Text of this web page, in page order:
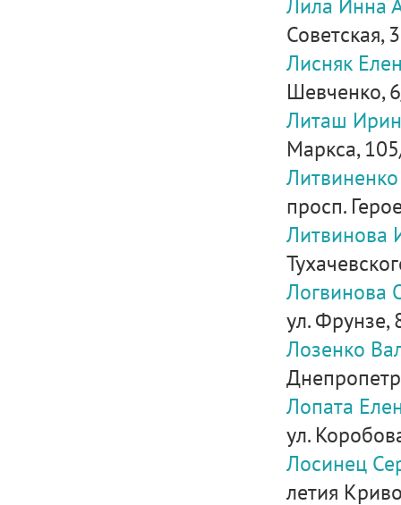
Советская,
Лисняк
Шевченко,
Литаш
Маркса,
просп.
Литвинова
Логвинова
ул. Фрунзе,
Лозенко
Лопата
ул.
Лосинец
летия